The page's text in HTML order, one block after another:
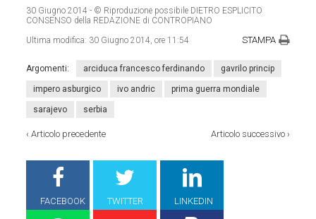
30 Giugno 2014 - © Riproduzione possibile DIETRO ESPLICITO
CONSENSO della REDAZIONE di CONTROPIANO
Ultima modifica: 30 Giugno 2014, ore 11:54 STAMPA
Argomenti: arciduca francesco ferdinando gavrilo princip
impero asburgico ivo andric prima guerra mondiale
sarajevo serbia
‹Articolo precedente Articolo successivo›
FACEBOOK TWITTER LINKEDIN